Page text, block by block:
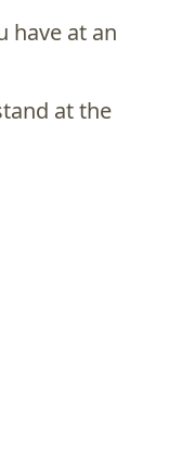
have at an
at the